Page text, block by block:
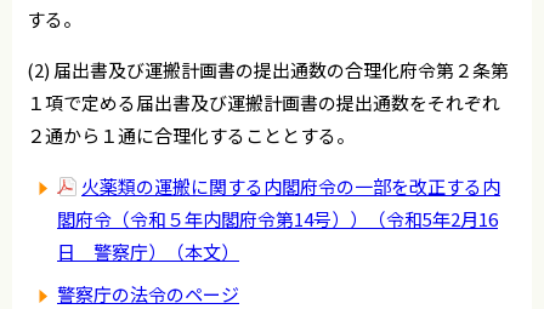
する。
(2) 届出書及び運搬計画書の提出通数の合理化府令第２条第
１項で定める届出書及び運搬計画書の提出通数をそれぞれ
２通から１通に合理化することとする。
火薬類の運搬に関する内閣府令の一部を改正する内
閣府令（令和５年内閣府令第14号））（令和5年2月16
日 警察庁）（本文）
警察庁の法令のページ